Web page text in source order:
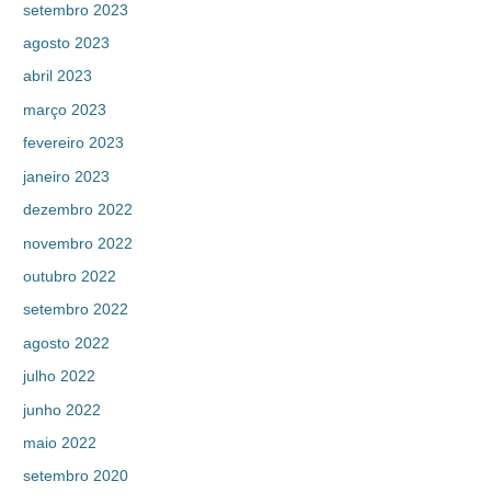
setembro 2023
agosto 2023
abril 2023
março 2023
fevereiro 2023
janeiro 2023
dezembro 2022
novembro 2022
outubro 2022
setembro 2022
agosto 2022
julho 2022
junho 2022
maio 2022
setembro 2020